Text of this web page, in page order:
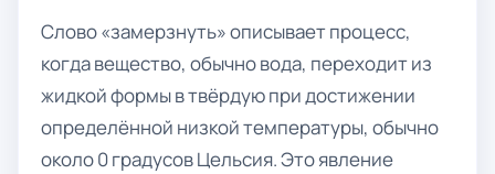
Слово «замерзнуть» описывает процесс,
когда вещество, обычно вода, переходит из
жидкой формы в твёрдую при достижении
определённой низкой температуры, обычно
около 0 градусов Цельсия. Это явление